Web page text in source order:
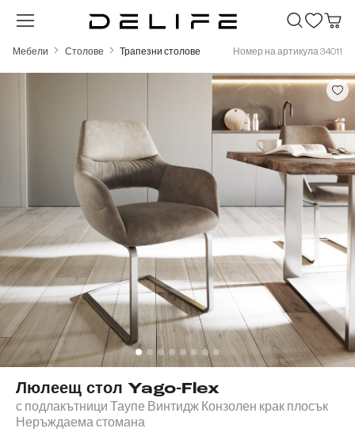
Преминете към основното съдържание
Мебели Столове Трапезни столове Номер на артикула 34011
Люлеещ стол Yago-Flex
с подлакътници Таупе Винтидж Конзолен крак плосък
Неръждаема стомана
Пропуснете галерия с изображения